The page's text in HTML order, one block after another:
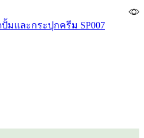
มและกระปุกครีม SP007